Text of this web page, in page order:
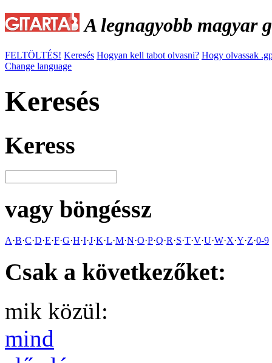
A legnagyobb magyar
FELTÖLTÉS! Keresés Hogyan kell tabot olvasni? Hogy olvassak
Change language
Keresés
Keress
vagy böngéssz
A·B·C·D·E·F·G·H·I·J·K·L·M·N·O·P·Q·R·S·T·V·U·W·X·Y·Z·0-9
Csak a következőket:
mik közül:
mind